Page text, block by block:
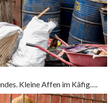
Kleine Affen im Käfig….